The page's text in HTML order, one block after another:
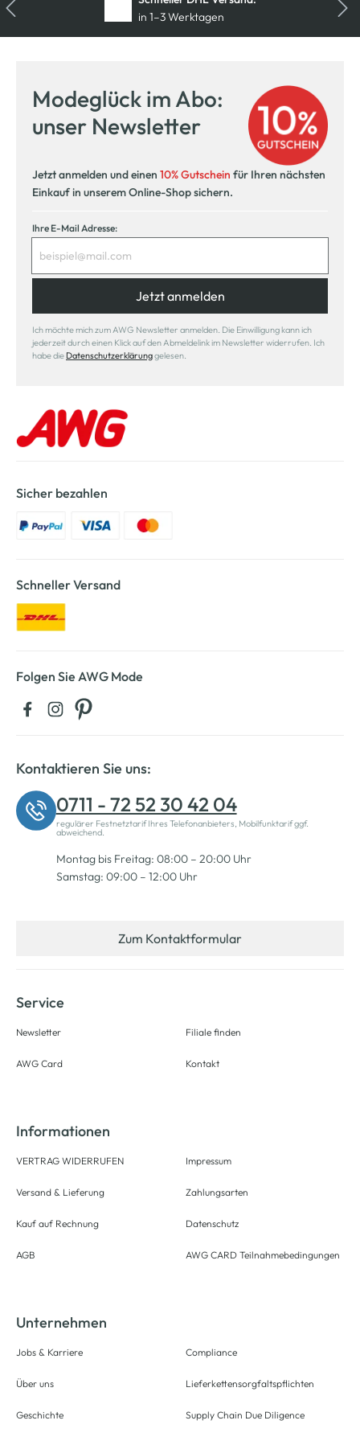
innerhalb 14 Tage
Modeglück im Abo:
unser Newsletter
Jetzt anmelden und einen 10% Gutschein für Ihren nächsten
Einkauf in unserem Online-Shop sichern.
Ihre E-Mail Adresse:
Jetzt anmelden
Ich möchte mich zum AWG Newsletter anmelden. Die Einwilligung kann ich
jederzeit durch einen Klick auf den Abmeldelink im Newsletter widerrufen. Ich
habe die Datenschutzerklärunggelesen.
Sicher bezahlen
Schneller Versand
Folgen Sie AWG Mode
Kontaktieren Sie uns:
0711 - 72 52 30 42 04
regulärer Festnetztarif Ihres Telefonanbieters, Mobilfunktarif ggf.
abweichend.
Montag bis Freitag: 08:00 – 20:00 Uhr
Samstag: 09:00 – 12:00 Uhr
Zum Kontaktformular
Service
Newsletter
AWG Card
Filiale finden
Kontakt
Informationen
VERTRAG WIDERRUFEN
Versand & Lieferung
Kauf auf Rechnung
AGB
Impressum
Zahlungsarten
Datenschutz
AWG CARD Teilnahmebedingungen
Unternehmen
Jobs & Karriere
Über uns
Geschichte
Compliance
Lieferkettensorgfaltspflichten
Supply Chain Due Diligence